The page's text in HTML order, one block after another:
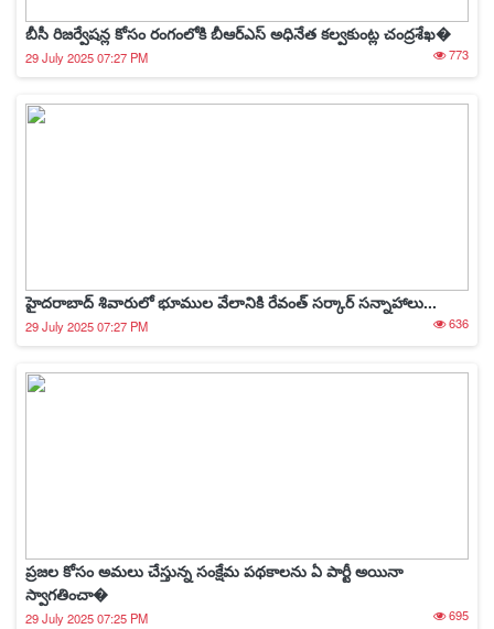
బీసీ రిజర్వేషన్ల కోసం రంగంలోకి బీఆర్ఎస్ అధినేత కల్వకుంట్ల చంద్రశేఖ�
29 July 2025 07:27 PM 773
హైదరాబాద్ శివారులో భూముల వేలానికి రేవంత్ సర్కార్ సన్నాహాలు...
29 July 2025 07:27 PM 636
ప్రజల కోసం అమలు చేస్తున్న సంక్షేమ పథకాలను ఏ పార్టీ అయినా
స్వాగతించా�
29 July 2025 07:25 PM 695